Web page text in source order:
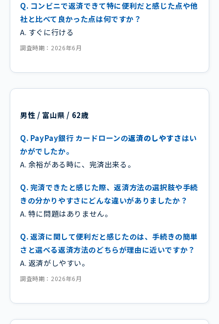
Q. コンビニで返済できて特に便利だと感じた点や他
社と比べて良かった点は何ですか？
A. すぐに行ける
調査時期：2026年6月
男性 / 富山県 / 62歳
Q. PayPay銀行 カードローンの返済のしやすさはい
かがでしたか。
A. 余裕がある時に、完済出来る。
Q. 完済できたと感じた際、返済方法の選択肢や手続
きの分かりやすさにどんな違いがありましたか？
A. 特に問題はありません。
Q. 返済に関して便利だと感じたのは、手続きの簡単
さと選べる返済方法のどちらが理由に近いですか？
A. 返済がしやすい。
調査時期：2026年6月